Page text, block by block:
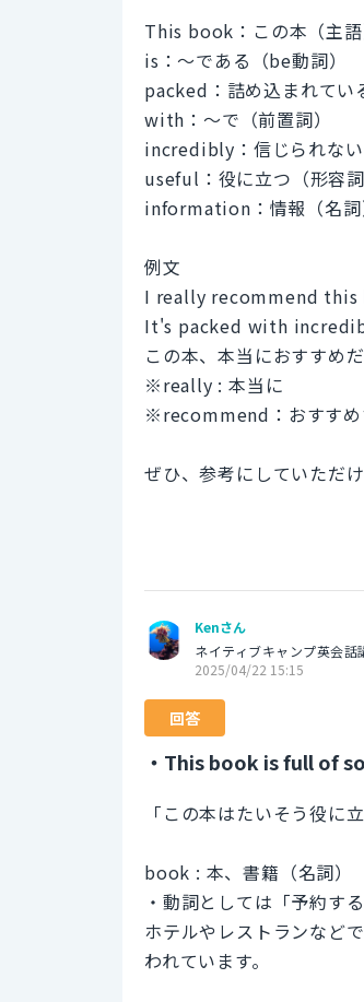
This book：この本（主語
is：〜である（be動詞）
packed：詰め込まれてい
with：〜で（前置詞）
incredibly：信じられない
useful：役に立つ（形容詞
information：情報（名詞
例文
I really recommend this
It's packed with
この本、本当におすすめ
※really : 本当に
※recommend：おすすめ
ぜひ、参考にしていただけ
Kenさん
ネイティブキャンプ英会話
2025/04/22 15:15
回答
・This book is full of
「この本はたいそう役に
book : 本、書籍（名詞）
・動詞としては「予約す
ホテルやレストランなど
われています。